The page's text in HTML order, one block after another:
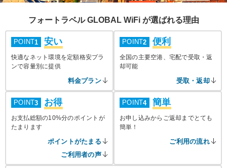
フォートラベル GLOBAL WiFi が選ばれる理由
POINT1 安い
快適なネット環境を定額格安プラ
ンで容量別に提供
料金プラン
POINT2 便利
全国の主要空港、宅配で受取・返
却可能
受取・返却
POINT3 お得
お支払総額の10%分のポイントが
たまります
ポイントがたまる
ご利用者の声
POINT4 簡単
お申し込みからご返却までとても
簡単！
ご利用の流れ